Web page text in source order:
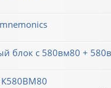
блок с 580вм80 +
К580ВМ80